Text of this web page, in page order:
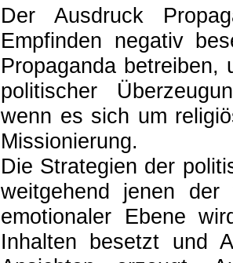
Der Ausdruck
Empfinden negativ
Propaganda betreiben,
politischer
wenn es sich um
Missionierung.
Die Strategien der
weitgehend jenen der
emotionaler Ebene
Inhalten besetzt und